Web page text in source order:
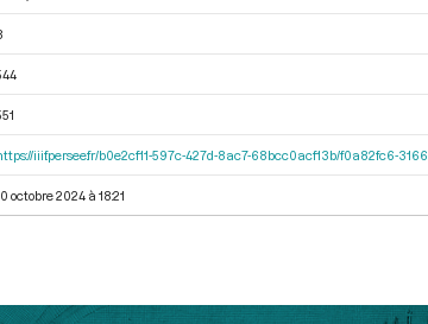
iiif.persee.fr/b0e2cf11-597c-427d-8ac7-68bcc0acf13b/f0a82fc6-
octobre 2024 à 18:21